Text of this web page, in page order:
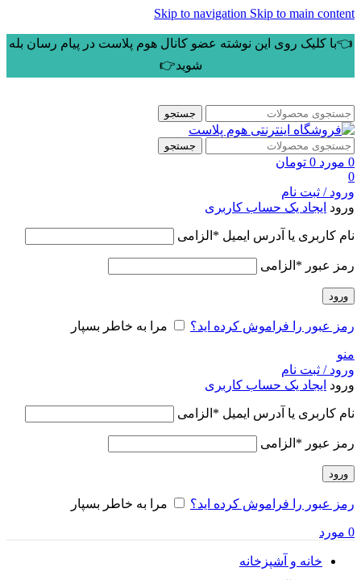
Skip to navigation Skip to main content
👈با کلیک روی این نوشته عضو کانال هوم پلاست در پیام رسان بله
شوید👉
جستجو
جستجو
0 مورد 0 تومان
0
ورود / ثبت نام
ورود ایجاد یک حساب کاربری
نام کاربری یا آدرس ایمیل * الزامی
رمز عبور * الزامی
ورود
رمز عبور را فراموش کرده اید؟ مرا به خاطر بسپار
منو
ورود / ثبت نام
ورود ایجاد یک حساب کاربری
نام کاربری یا آدرس ایمیل * الزامی
رمز عبور * الزامی
ورود
رمز عبور را فراموش کرده اید؟ مرا به خاطر بسپار
0 مورد
خانه و آشپزخانه